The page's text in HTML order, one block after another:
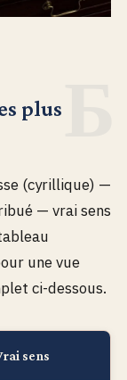
plus
(cyrillique) —
— vrai sens
une vue
ci-dessous.
sens